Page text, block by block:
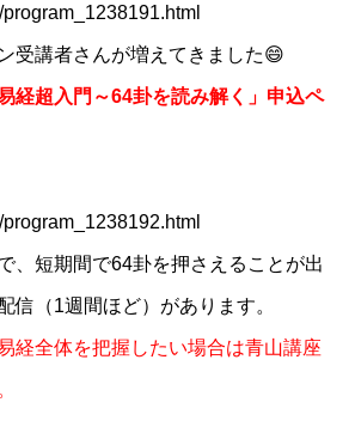
受講者さんが増えてきました😄
易経超入門～64卦を読み解く」申込ペ
、短期間で64卦を押さえることが出
（1週間ほど）があります。
経全体を把握したい場合は青山講座